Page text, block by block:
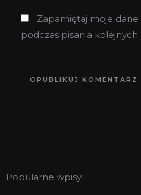
Zapamiętaj moje
podczas pisania
Popularne wpisy